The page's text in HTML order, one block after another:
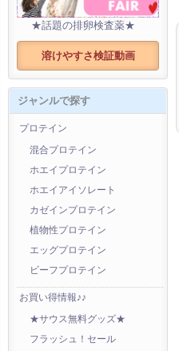
★話題の排卵検査薬★
溶けやすさ検証動画
ジャンルで探す
プロテイン
混合プロテイン
ホエイプロテイン
ホエイアイソレート
カゼインプロテイン
植物性プロテイン
エッグプロテイン
ビーフプロテイン
お買い得情報♪♪
★サウス無料グッズ★
フラッシュ！セール